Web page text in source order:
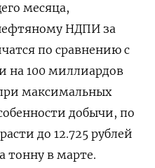
месяца,
НДПИ за
по сравнению с
на 100 миллиардов
максимальных
добычи, по
до 12.725 рублей
тонну в марте.